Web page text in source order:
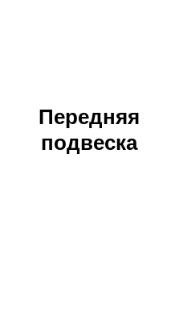
Передняя
подвеска